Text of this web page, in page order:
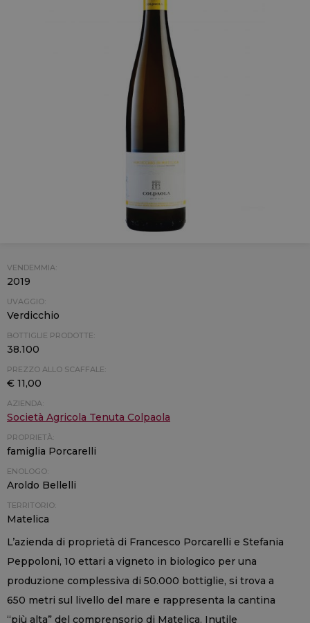
VENDEMMIA:
2019
UVAGGIO:
Verdicchio
BOTTIGLIE PRODOTTE:
38.100
PREZZO ALLO SCAFFALE:
€ 11,00
AZIENDA:
Società Agricola Tenuta Colpaola
PROPRIETÀ:
famiglia Porcarelli
ENOLOGO:
Aroldo Bellelli
TERRITORIO:
Matelica
L’azienda di proprietà di Francesco Porcarelli e Stefania
Peppoloni, 10 ettari a vigneto in biologico per una
produzione complessiva di 50.000 bottiglie, si trova a
650 metri sul livello del mare e rappresenta la cantina
“più alta” del comprensorio di Matelica. Inutile